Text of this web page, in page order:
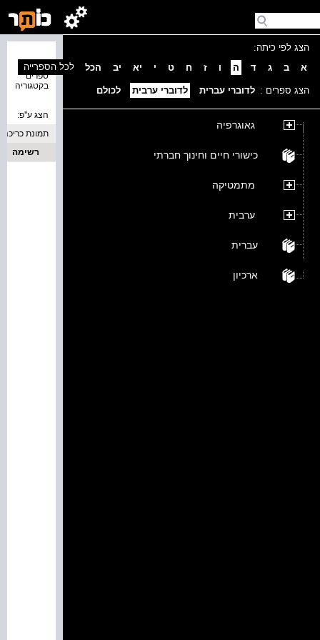
הצג לפי כיתה:
א
ב ג ד ה ו ז ח ט י יא יב הכל
הצג ספרים : לדוברי עברית לדוברי ערבית לכולם
גאוגרפיה
כישורי חיים וחינוך חברתי
מתמטיקה
ערבית
עברית
ארכיון
ספרים
בקטגוריה
לכל הספרייה
הצג ע''פ:
תמונת כריכה
רשימה